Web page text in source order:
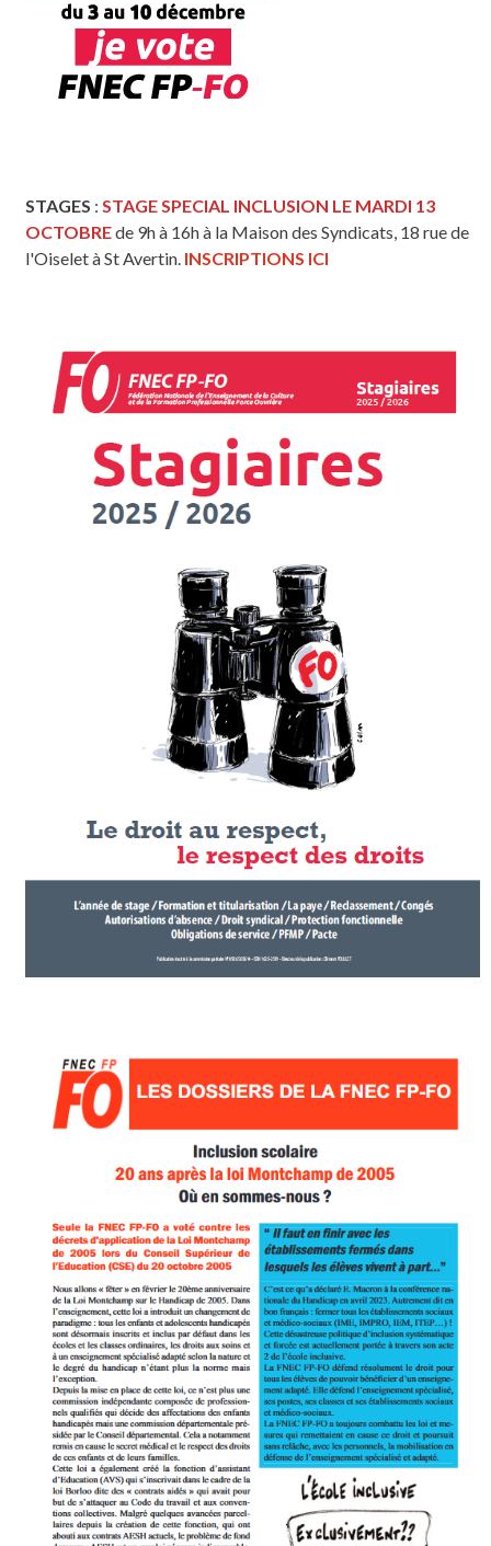
STAGES : STAGE SPECIAL INCLUSION LE MARDI 13
OCTOBREde 9h à 16h à la Maison des Syndicats, 18 rue de
l'Oiselet à St Avertin. INSCRIPTIONS ICI